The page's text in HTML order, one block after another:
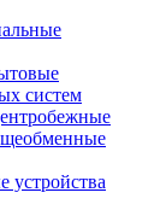
систем
устройства